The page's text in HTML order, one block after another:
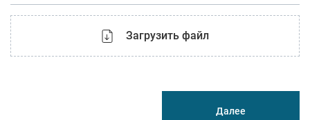
Загрузить файл
Далее